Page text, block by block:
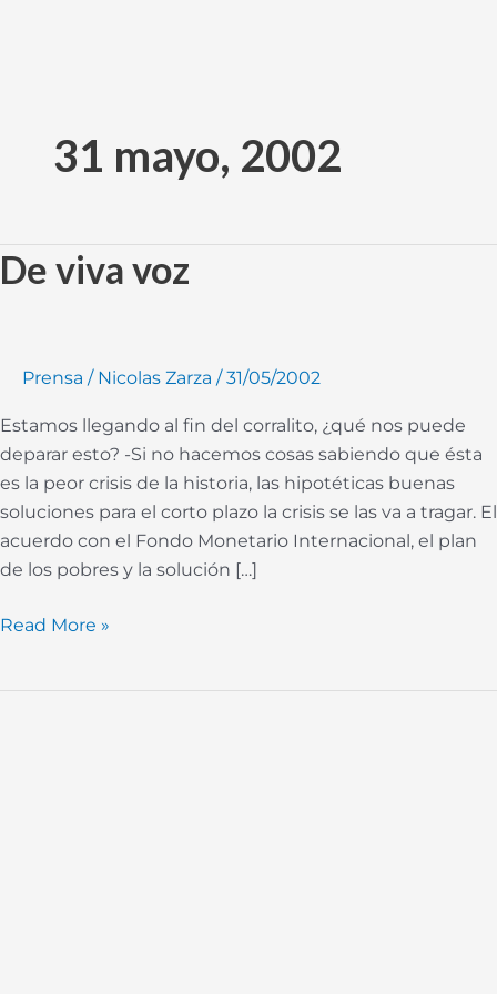
contenido31 mayo, 2002
De viva voz
Prensa / Nicolas Zarza /31/05/2002
Estamos llegando al fin del corralito, ¿qué nos puede
deparar esto? -Si no hacemos cosas sabiendo que ésta
es la peor crisis de la historia, las hipotéticas buenas
soluciones para el corto plazo la crisis se las va a tragar. El
acuerdo con el Fondo Monetario Internacional, el plan
de los pobres y la solución […]
De
viva
Read More »